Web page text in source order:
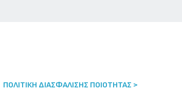
ΠΟΛΙΤΙΚΗ ΔΙΑΣΦΑΛΙΣΗΣ ΠΟΙΟΤΗΤΑΣ >